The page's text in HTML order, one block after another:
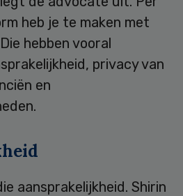
heb je te maken met
hebben vooral
privacy van
en
aansprakelijkheid. Shirin